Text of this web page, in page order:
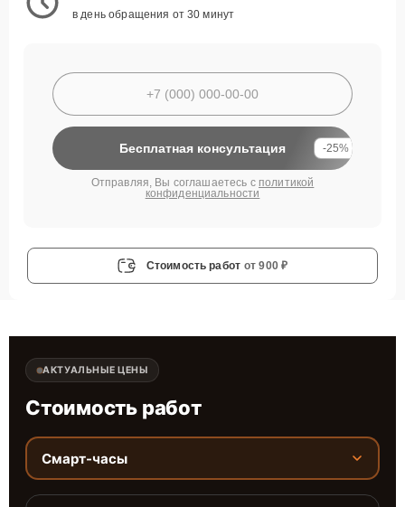
в день обращения от 30 минут
Бесплатная консультация -25%
Отправляя, Вы соглашаетесь с политикой
конфиденциальности
Стоимость работ от 900 ₽
АКТУАЛЬНЫЕ ЦЕНЫ
Стоимость работ
Смарт-часы